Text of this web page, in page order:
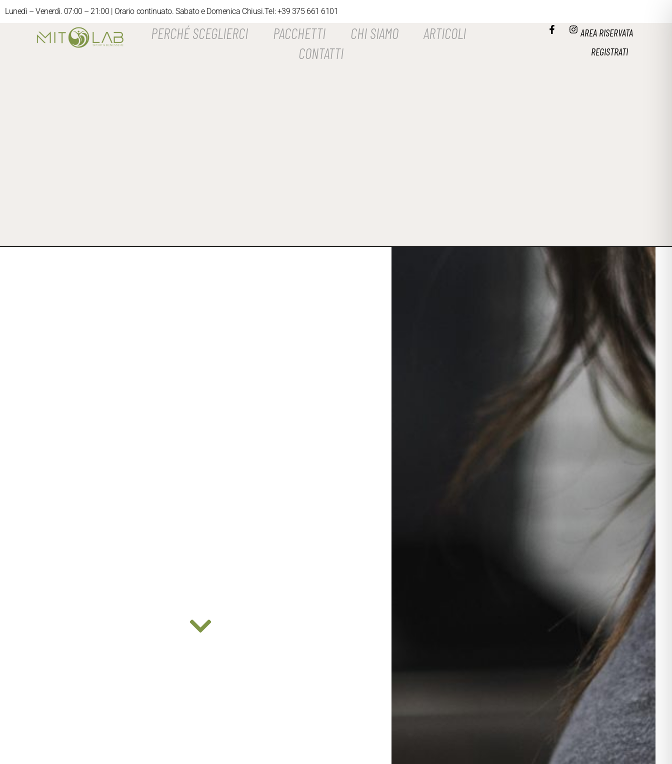
Lunedì – Venerdì. 07:00 – 21:00 | Orario continuato. Sabato e Domenica Chiusi.Tel: +39 375 661 6101
PERCHÉ SCEGLIERCI PACCHETTI CHI SIAMO
ARTICOLI
CONTATTI
AREA RISERVATA
REGISTRATI